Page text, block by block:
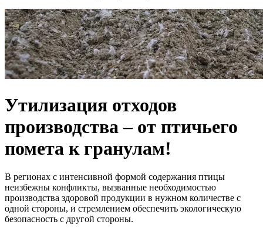
Утилизация отходов
производства – от птичьего
помета к гранулам!
В регионах с интенсивной формой содержания птицы
неизбежны конфликты, вызванные необходимостью
производства здоровой продукции в нужном количестве с
одной стороны, и стремлением обеспечить экологическую
безопасность с другой стороны.